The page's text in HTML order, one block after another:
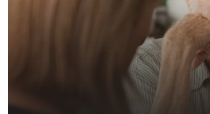
12. Čistěte okna auta.
Během praní otírejte okna
odstraňuje nečistoty z
sklo křišťálově čisté.